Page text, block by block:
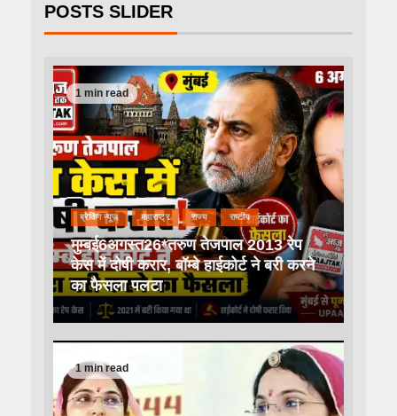
POSTS SLIDER
1 min read
ब्रेकिंग न्यूज़ महाराष्ट्र राज्य राष्टीय
मुम्बई6अगस्त26*तरुण तेजपाल 2013 रेप
केस में दोषी करार, बॉम्बे हाईकोर्ट ने बरी करने
का फैसला पलटा
1 min read